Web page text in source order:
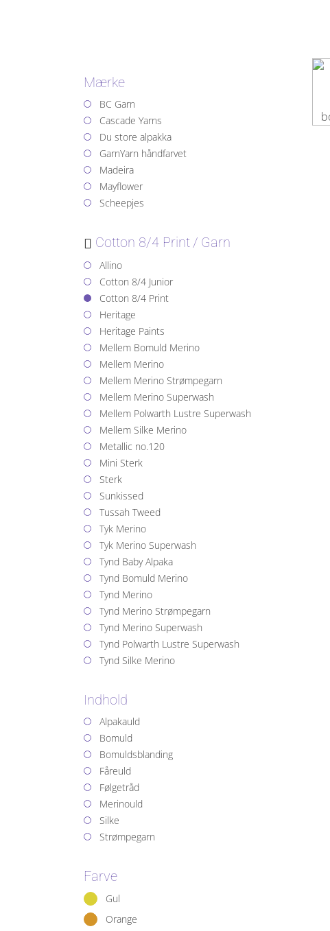
Mærke
BC Garn
Cascade Yarns
Du store alpakka
GarnYarn håndfarvet
Madeira
Mayflower
Scheepjes
Cotton 8/4 Print Garn
Allino
Cotton 8/4 Junior
Cotton 8/4 Print
Heritage
Heritage Paints
Mellem Bomuld Merino
Mellem Merino
Mellem Merino Strømpegarn
Mellem Merino Superwash
Mellem Polwarth Lustre Superwash
Mellem Silke Merino
Metallic no.120
Mini Sterk
Sterk
Sunkissed
Tussah Tweed
Tyk Merino
Tyk Merino Superwash
Tynd Baby Alpaka
Tynd Bomuld Merino
Tynd Merino
Tynd Merino Strømpegarn
Tynd Merino Superwash
Tynd Polwarth Lustre Superwash
Tynd Silke Merino
Indhold
Alpakauld
Bomuld
Bomuldsblanding
Fåreuld
Følgetråd
Merinould
Silke
Strømpegarn
Farve
Gul
Orange